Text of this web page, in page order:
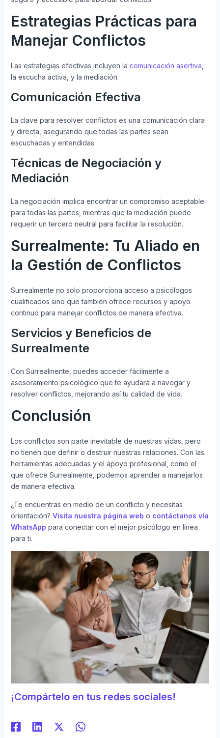
Estrategias Prácticas para
Manejar Conflictos
Las estrategias efectivas incluyen la comunicación asertiva
la escucha activa, y la mediación.
Comunicación Efectiva
La clave para resolver conflictos es una comunicación clara
y directa, asegurando que todas las partes sean
escuchadas y entendidas.
Técnicas de Negociación y
Mediación
La negociación implica encontrar un compromiso aceptable
para todas las partes, mientras que la mediación puede
requerir un tercero neutral para facilitar la resolución.
Surrealmente: Tu Aliado en
la Gestión de Conflictos
Surrealmente no solo proporciona acceso a psicólogos
cualificados sino que también ofrece recursos y apoyo
continuo para manejar conflictos de manera efectiva.
Servicios y Beneficios de
Surrealmente
Con Surrealmente, puedes acceder fácilmente a
asesoramiento psicológico que te ayudará a navegar y
resolver conflictos, mejorando así tu calidad de vida.
Conclusión
Los conflictos son parte inevitable de nuestras vidas, pero
no tienen que definir o destruir nuestras relaciones. Con las
herramientas adecuadas y el apoyo profesional, como el
que ofrece Surrealmente, podemos aprender a manejarlos
de manera efectiva.
¿Te encuentras en medio de un conflicto y necesitas
orientación? Visita nuestra página web o contáctanos vía
WhatsApp para conectar con el mejor psicólogo en línea
para ti.
¡Compártelo en tus redes sociales!